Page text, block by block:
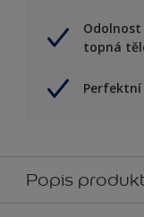
topná
Popis